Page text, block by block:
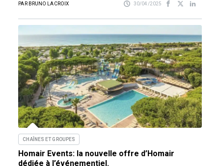
PAR BRUNO LACROIX 30/04/2025
CHAÎNES ET GROUPES
Homair Events: la nouvelle offre d’Homair
dédiée à l’événementiel.